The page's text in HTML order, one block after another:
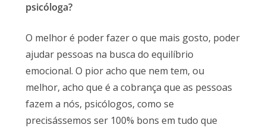
psicóloga?
O melhor é poder fazer o que mais gosto, poder
ajudar pessoas na busca do equilíbrio
emocional. O pior acho que nem tem, ou
melhor, acho que é a cobrança que as pessoas
fazem a nós, psicólogos, como se
precisássemos ser 100% bons em tudo que